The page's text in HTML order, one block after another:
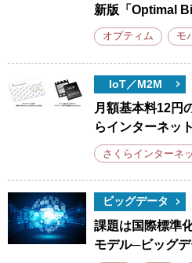
新版「Optimal
オプティム モ
IoT／M2M
月額基本料12円
らインターネッ
さくらインターネ
ビッグデータ
課題は国際標準
モデル─ビッグ